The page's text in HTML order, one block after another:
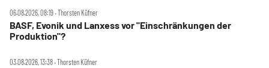
06.08.2026, 08:19 ‧ Thorsten Küfner
BASF, Evonik und Lanxess vor "Einschränkungen der
Produktion"?
03.08.2026, 13:38 ‧ Thorsten Küfner